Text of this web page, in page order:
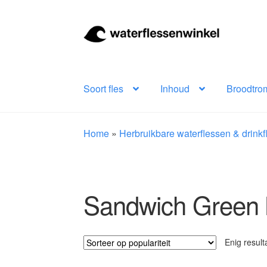
Ga
door
Ga
naar
Soort fles Inhoud
Home » Herbruikbare waterflessen &
Sandwich Green
Enig